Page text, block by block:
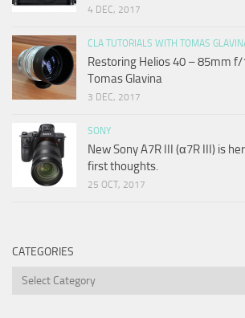
4 DEC, 2017
CLA TUTORIALS WITH TOMAS
Restoring Helios 40 – 85mm f/
Tomas Glavina
3 DEC, 2017
SONY
New Sony A7R III (α7R III) is
first thoughts.
25 OCT, 2017
CATEGORIES
Categories